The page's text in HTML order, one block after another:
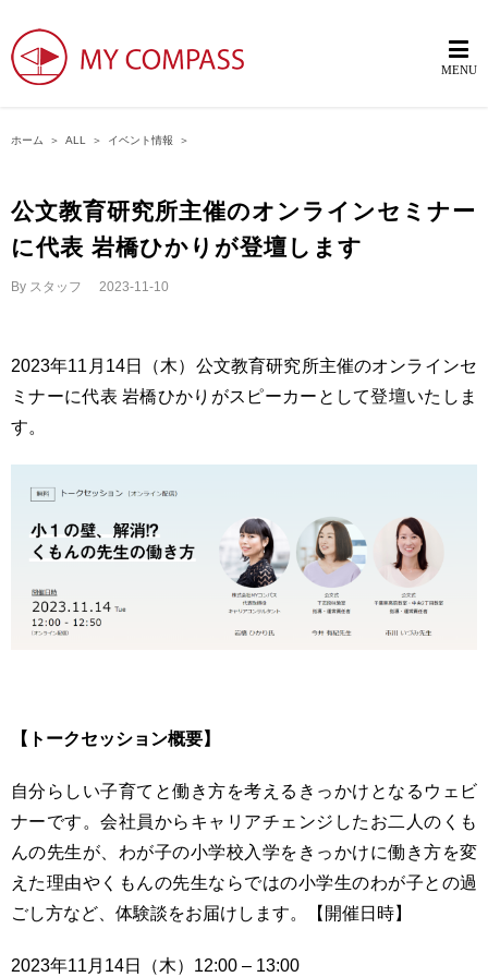
ホーム ＞ ALL ＞ イベント情報 ＞
公文教育研究所主催のオンラインセミナー
に代表 岩橋ひかりが登壇します
By スタッフ 2023-11-10
2023年11月14日（木）公文教育研究所主催のオンラインセ
ミナーに代表 岩橋ひかりがスピーカーとして登壇いたしま
す。
【トークセッション概要】
自分らしい子育てと働き方を考えるきっかけとなるウェビ
ナーです。会社員からキャリアチェンジしたお二人のくも
んの先生が、わが子の小学校入学をきっかけに働き方を変
えた理由やくもんの先生ならではの小学生のわが子との過
ごし方など、体験談をお届けします。【開催日時】
2023年11月14日（木）12:00 – 13:00